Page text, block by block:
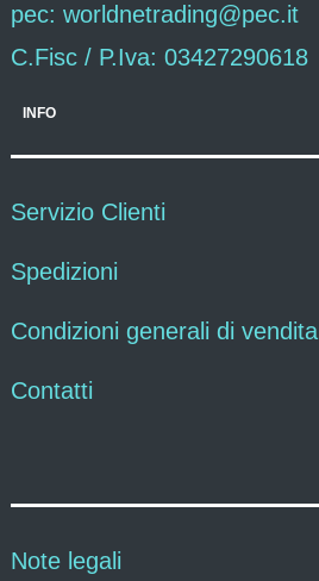
pec: worldnetrading@pec.it
C.Fisc / P.Iva: 03427290618
INFO
Servizio Clienti
Spedizioni
Condizioni generali di vendita
Contatti
Note legali